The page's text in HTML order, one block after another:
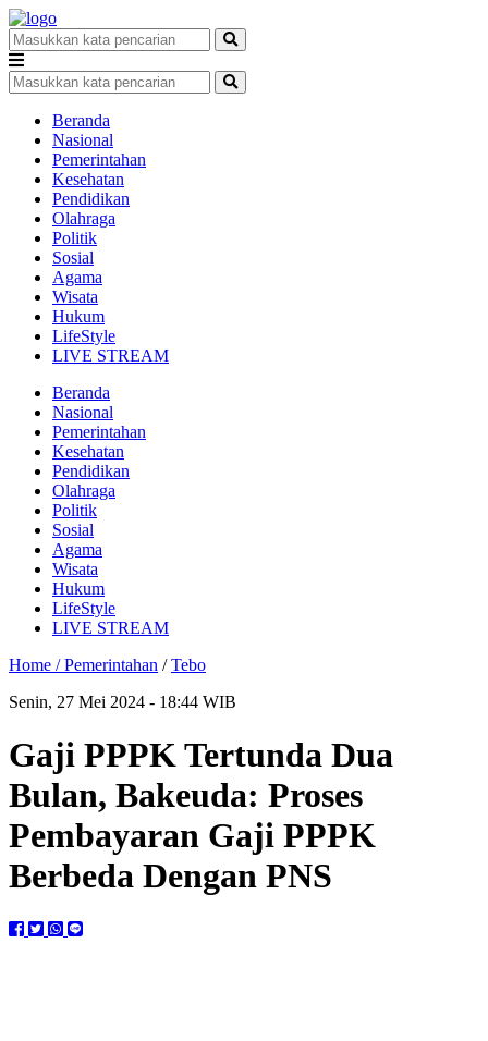
Beranda
Nasional
Pemerintahan
Kesehatan
Pendidikan
Olahraga
Politik
Sosial
Agama
Wisata
Hukum
LifeStyle
LIVE STREAM
Beranda
Nasional
Pemerintahan
Kesehatan
Pendidikan
Olahraga
Politik
Sosial
Agama
Wisata
Hukum
LifeStyle
LIVE STREAM
Home /Pemerintahan /Tebo
Senin, 27 Mei 2024 - 18:44 WIB
Gaji PPPK Tertunda Dua
Bulan, Bakeuda: Proses
Pembayaran Gaji PPPK
Berbeda Dengan PNS